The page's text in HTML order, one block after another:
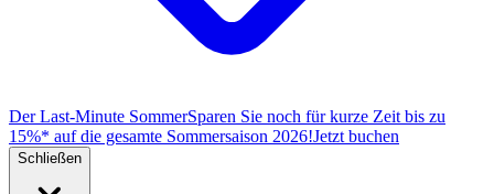
Der Last-Minute SommerSparen Sie noch für kurze Zeit bis zu
15%* auf die gesamte Sommersaison 2026!Jetzt buchen
Schließen